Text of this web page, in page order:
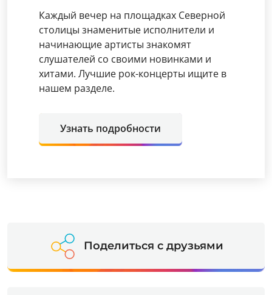
Каждый вечер на площадках Северной
столицы знаменитые исполнители и
начинающие артисты знакомят
слушателей со своими новинками и
хитами. Лучшие рок-концерты ищите в
нашем разделе.
Узнать подробности
Поделиться с друзьями